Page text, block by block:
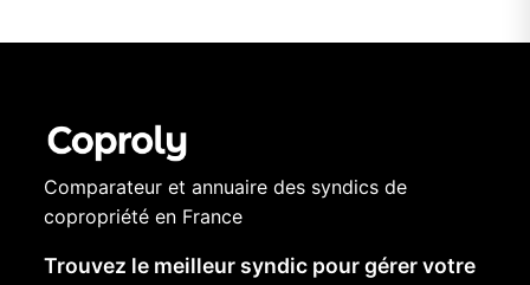
Comparateur et annuaire des syndics de
copropriété en France
Trouvez le meilleur syndic pour gérer votre